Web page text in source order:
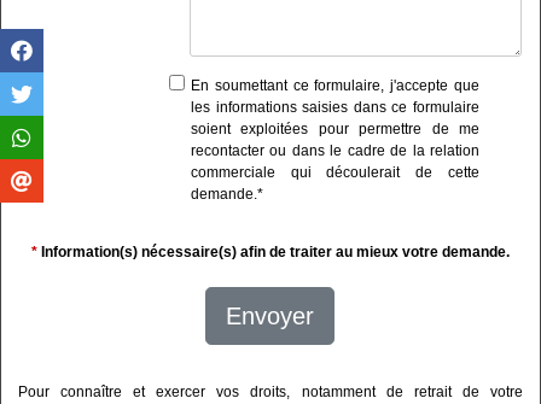
En soumettant ce formulaire, j'accepte que
les informations saisies dans ce formulaire
soient exploitées pour permettre de me
recontacter ou dans le cadre de la relation
commerciale qui découlerait de cette
demande.*
* Information(s) nécessaire(s) afin de traiter au mieux votre demande.
Envoyer
Pour connaître et exercer vos droits, notamment de retrait de votre